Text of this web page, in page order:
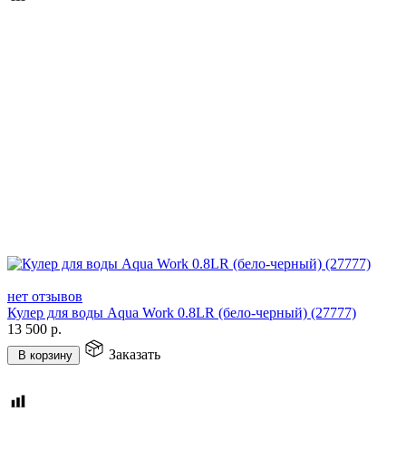
нет отзывов
Кулер для воды Aqua Work 0.8LR (бело-черный) (27777)
13 500 р.
В корзину Заказать